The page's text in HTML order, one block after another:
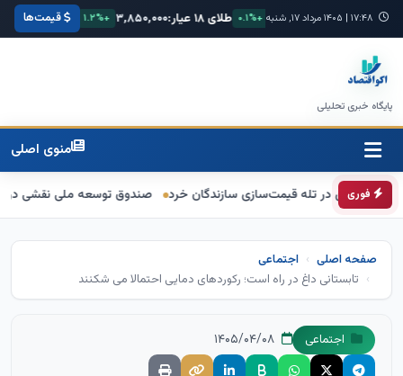
۱۷:۴۸ | ۱۴۰۵ مرداد ۱۷, شنبه یورو:۷۴,۸۰۰ +۰.۱% طلای ۱۸ عیار: ۳,۸۵۰,۰۰۰ +۱.۲% سکه امامی: ۴۲,۵۰۰,۰۰۰
قیمت‌ها
پایگاه خبری تحلیلی
منوی اصلی
فوری
قیمت‌سازی سازندگان خرد صندوق توسعه ملی نقشی در طرح کالابرگ ندارد
صفحه اصلی
اجتماعی
تابستانی داغ در راه است؛ رکوردهای دمایی احتمالا می شکنند
اجتماعی